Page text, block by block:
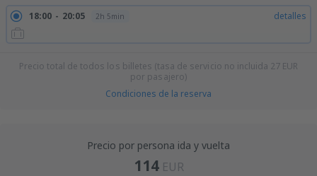
18:00 20:05 2h 5min detalles
Precio total de todos los billetes (tasa de servicio no incluida 27 EUR
por pasajero)
Condiciones de la reserva
Precio por persona ida y vuelta
114 EUR